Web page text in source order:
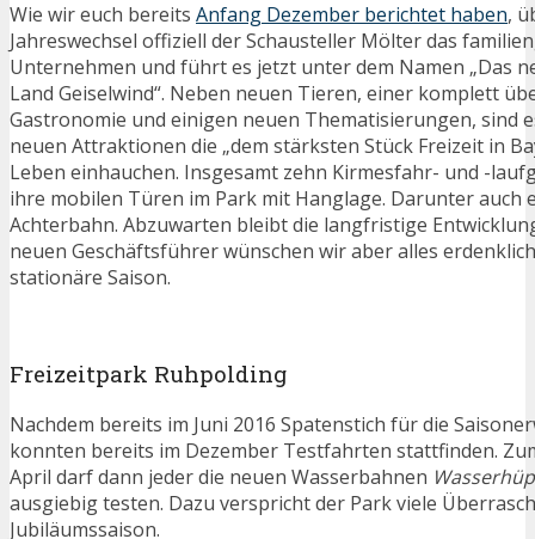
Wie wir euch bereits Anfang Dezember berichtet haben,
Jahreswechsel offiziell der Schausteller Mölter das
Unternehmen und führt es jetzt unter dem Namen „Das
Land Geiselwind“. Neben neuen Tieren, einer komplett
Gastronomie und einigen neuen Thematisierungen, sind
neuen Attraktionen die „dem stärksten Stück Freizeit in
Leben einhauchen. Insgesamt zehn Kirmesfahr- und -
ihre mobilen Türen im Park mit Hanglage. Darunter auch
Achterbahn. Abzuwarten bleibt die langfristige
neuen Geschäftsführer wünschen wir aber alles
stationäre Saison.
Freizeitpark Ruhpolding
Nachdem bereits im Juni 2016 Spatenstich für die
konnten bereits im Dezember Testfahrten stattfinden.
April darf dann jeder die neuen Wasserbahnen
ausgiebig testen. Dazu verspricht der Park viele
Jubiläumssaison.